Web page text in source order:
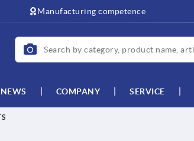
Manufacturing competence
NEWS COMPANY SERVICE